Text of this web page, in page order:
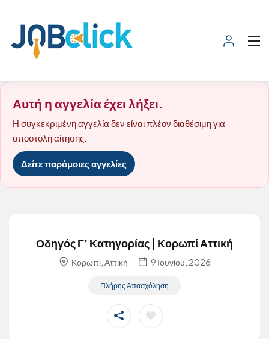
Αυτή η αγγελία έχει λήξει.
Η συγκεκριμένη αγγελία δεν είναι πλέον διαθέσιμη για
αποστολή αίτησης.
Δείτε παρόμοιες αγγελίες
Οδηγός Γ’ Κατηγορίας | Κορωπί Αττική
Κορωπί, Αττική 9 Ιουνίου, 2026
Πλήρης Απασχόληση